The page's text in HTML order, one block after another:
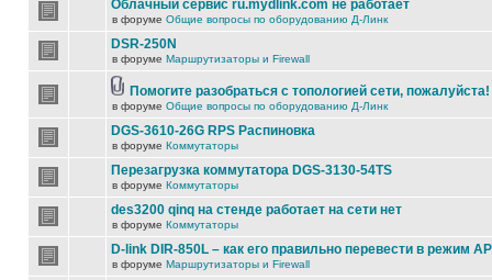
Облачный сервис ru.mydlink.com не работает
в форуме Общие вопросы по оборудованию Д-Линк
DSR-250N
в форуме Маршрутизаторы и Firewall
Помогите разобраться с топологией сети, пожалуйста!
в форуме Общие вопросы по оборудованию Д-Линк
DGS-3610-26G RPS Распиновка
в форуме Коммутаторы
Перезагрузка коммутатора DGS-3130-54TS
в форуме Коммутаторы
des3200 qinq на стенде работает на сети нет
в форуме Коммутаторы
D-link DIR-850L – как его правильно перевести в режим
в форуме Маршрутизаторы и Firewall